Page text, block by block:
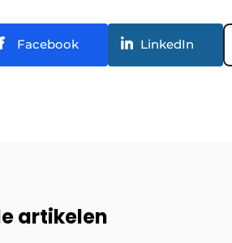
Facebook LinkedIn
artikelen